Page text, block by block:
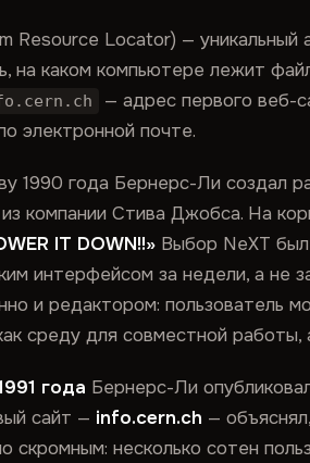
Resource Locator) — уникальный
на каком компьютере лежит
— адрес первого веб-
электронной почте.
1990 года Бернерс-Ли создал
компании Стива Джобса. На
IT DOWN!!» Выбор NeXT был
интерфейсом за недели, а не
и редактором: пользователь
среду для совместной работы,
года Бернерс-Ли
сайт — info.cern.ch —
скромным: несколько сотен